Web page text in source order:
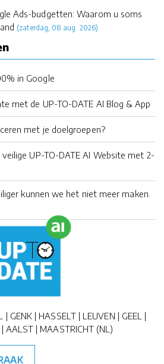
Ads-budgetten: Waarom u soms
(zaterdag, 08 aug. 2026)
in Google
met de UP-TO-DATE AI Blog & App
met je doelgroepen?
UP-TO-DATE AI Website met 2-
kunnen we het niet meer maken.
| GENK | HASSELT | LEUVEN | GEEL |
AALST | MAASTRICHT (NL)